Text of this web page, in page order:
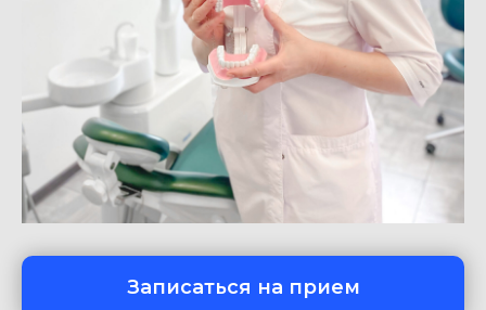
Записаться на прием